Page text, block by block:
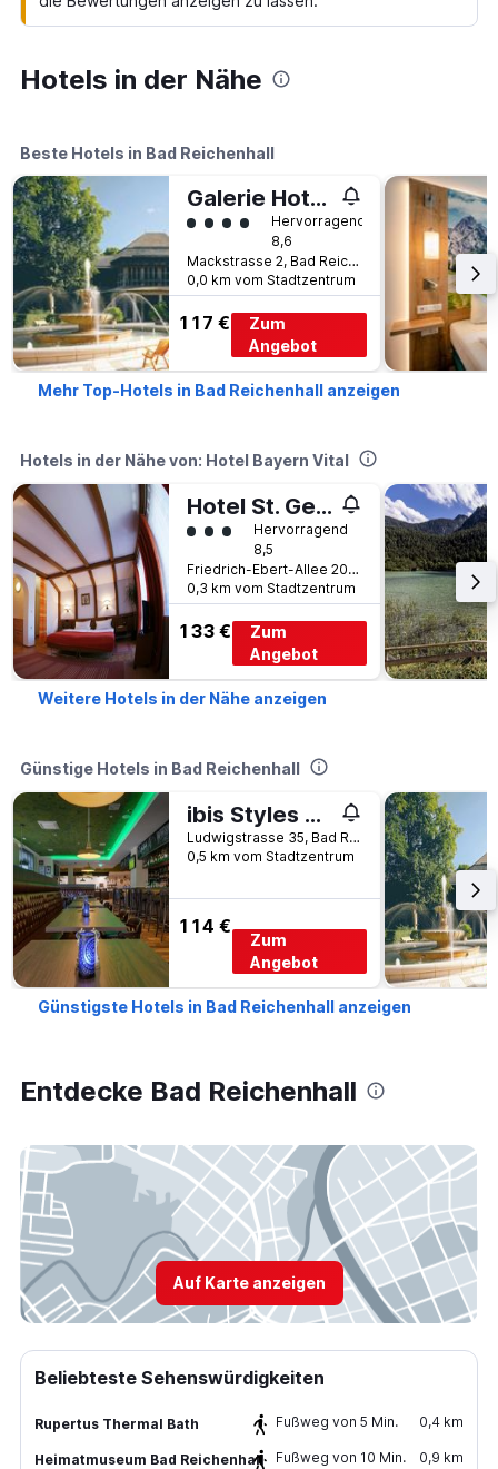
Hotels in der Nähe
Beste Hotels in Bad Reichenhall
Galerie Hotel Bad Reichenhall
Bewertungskategorie 4
Hervorragend
8,6
Mackstrasse 2, Bad Reichenhall, Bayern, Deutschland
0,0 km vom Stadtzentrum
117 €
Zum
Angebot
Mehr Top-Hotels in Bad Reichenhall anzeigen
Hotels in der Nähe von: Hotel Bayern Vital
Hotel St. Georg
Bewertungskategorie 3
Hervorragend
8,5
Friedrich-Ebert-Allee 20, Bad Reichenhall, Bayern, Deutschland
0,3 km vom Stadtzentrum
133 €
Zum
Angebot
Weitere Hotels in der Nähe anzeigen
Günstige Hotels in Bad Reichenhall
ibis Styles Bad Reichenhall
Ludwigstrasse 35, Bad Reichenhall, Bayern, Deutschland
0,5 km vom Stadtzentrum
114 €
Zum
Angebot
Günstigste Hotels in Bad Reichenhall anzeigen
Entdecke Bad Reichenhall
Auf Karte anzeigen
Beliebteste Sehenswürdigkeiten
Rupertus Thermal Bath Fußweg von 5 Min. 0,4 km
Heimatmuseum Bad Reichenhall Fußweg von 10 Min. 0,9 km